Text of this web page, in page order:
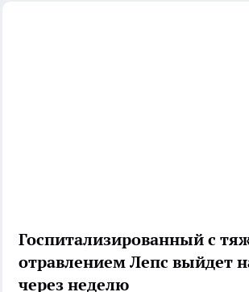
Госпитализированный с
отравлением Лепс выйдет
через неделю